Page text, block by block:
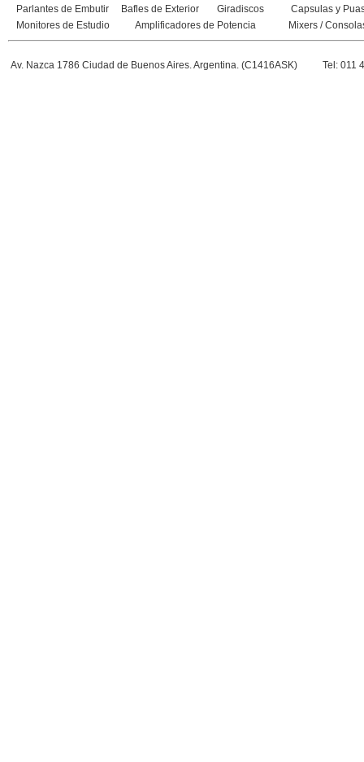
Parlantes de Embutir
Bafles de Exterior Giradiscos
Capsulas y
Monitores de Estudio
Amplificadores de Potencia Mixers /
Av. Nazca 1786 Ciudad de Buenos Aires. Argentina. (C1416ASK) Tel: 011